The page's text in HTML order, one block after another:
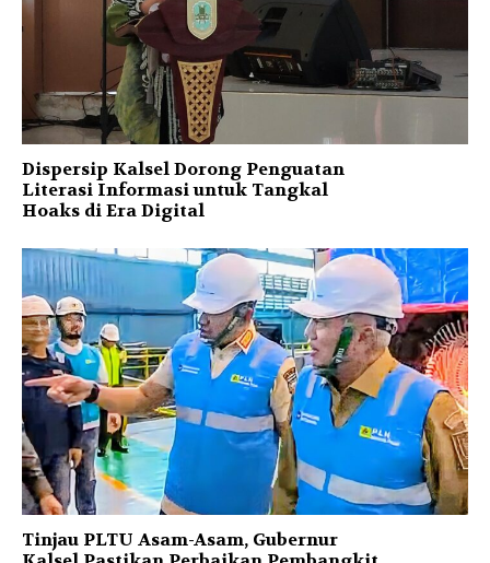
Dispersip Kalsel Dorong Penguatan
Literasi Informasi untuk Tangkal
Hoaks di Era Digital
Tinjau PLTU Asam-Asam, Gubernur